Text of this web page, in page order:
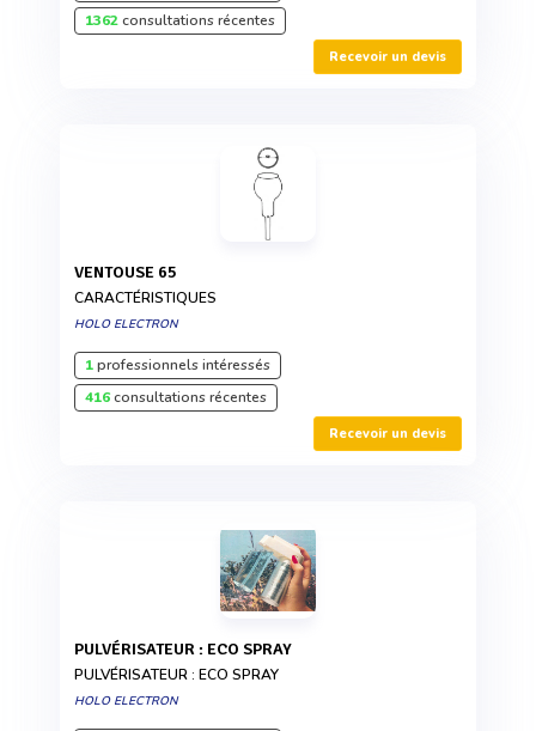
1362consultations récentes
Recevoir un devis
VENTOUSE 65
CARACTÉRISTIQUES
HOLO ELECTRON
1professionnels intéressés
416consultations récentes
Recevoir un devis
PULVÉRISATEUR : ECO SPRAY
PULVÉRISATEUR : ECO SPRAY
HOLO ELECTRON